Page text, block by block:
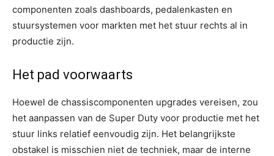
componenten zoals dashboards, pedalenkasten en
stuursystemen voor markten met het stuur rechts al in
productie zijn.
Het pad voorwaarts
Hoewel de chassiscomponenten upgrades vereisen, zou
het aanpassen van de Super Duty voor productie met het
stuur links relatief eenvoudig zijn. Het belangrijkste
obstakel is misschien niet de techniek, maar de interne